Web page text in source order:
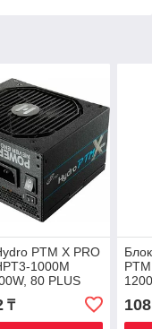
PTM X PRO
1000M
80 PLUS
V3.0,PCIe
₸